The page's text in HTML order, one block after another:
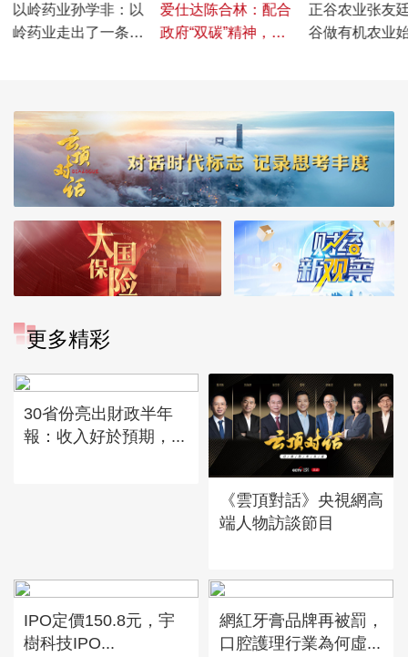
以岭药业孙学非：以
岭药业走出了一条具
爱仕达陈合林：配合
政府“双碳”精神，推
正谷农业张友
谷做有机农业
更多精彩
30省份亮出財政半年
報：收入好於預期，...
《雲頂對話》央視網高
端人物訪談節目
IPO定價150.8元，宇
樹科技IPO...
網紅牙膏品牌再被罰，
口腔護理行業為何虛...